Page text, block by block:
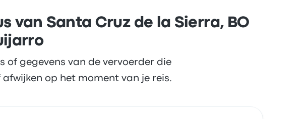
van Santa Cruz de la Sierra, BO
of gegevens van de vervoerder die
op het moment van je reis.